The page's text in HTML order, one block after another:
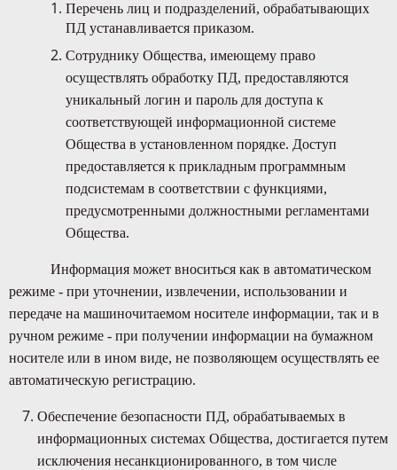
Перечень лиц и подразделений, обрабатывающих
ПД устанавливается приказом.
Сотруднику Общества, имеющему право
осуществлять обработку ПД, предоставляются
уникальный логин и пароль для доступа к
соответствующей информационной системе
Общества в установленном порядке. Доступ
предоставляется к прикладным программным
подсистемам в соответствии с функциями,
предусмотренными должностными регламентами
Общества.
Информация может вноситься как в автоматическом
режиме - при уточнении, извлечении, использовании и
передаче на машиночитаемом носителе информации, так и в
ручном режиме - при получении информации на бумажном
носителе или в ином виде, не позволяющем осуществлять ее
автоматическую регистрацию.
Обеспечение безопасности ПД, обрабатываемых в
информационных системах Общества, достигается путем
исключения несанкционированного, в том числе